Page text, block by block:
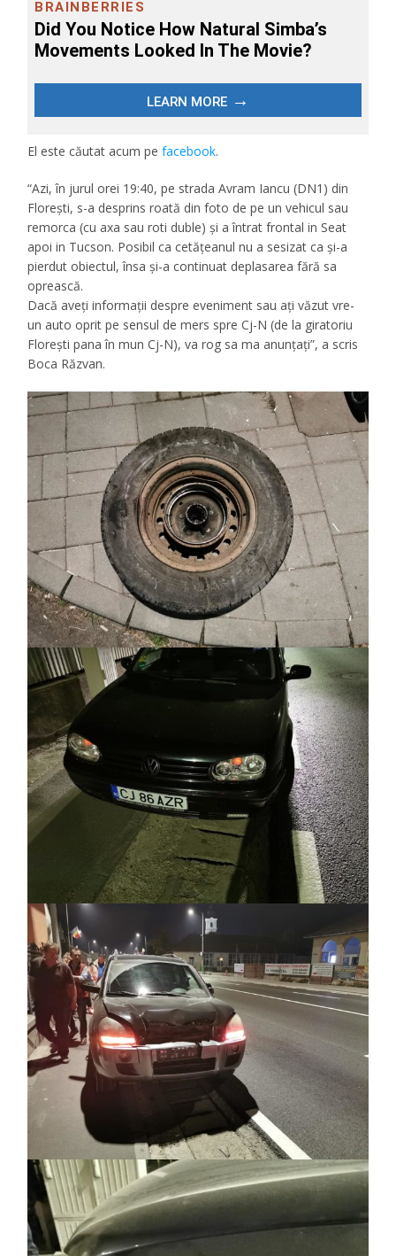
El este căutat acum pefacebook.
“Azi, în jurul orei 19:40, pe strada Avram Iancu (DN1) din
Florești, s-a desprins roată din foto de pe un vehicul sau
remorca (cu axa sau roti duble) și a întrat frontal in Seat
apoi in Tucson. Posibil ca cetățeanul nu a sesizat ca și-a
pierdut obiectul, însa și-a continuat deplasarea fără sa
oprească.
Dacă aveți informații despre eveniment sau ați văzut vre-
un auto oprit pe sensul de mers spre Cj-N (de la giratoriu
Florești pana în mun Cj-N), va rog sa ma anunțați”, a scris
Boca Răzvan.